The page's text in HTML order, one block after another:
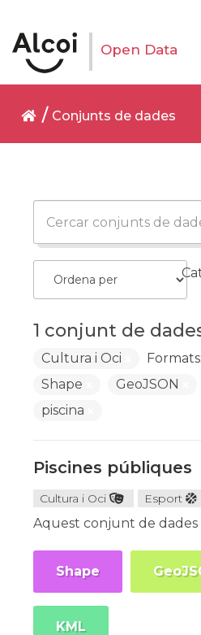
Open Data
Conjunts de dades
1 conjunt de
Cultura i Oci Formats:
Shape
GeoJSON
piscina
Piscines públiques
Cultura i Oci Esport
Aquest conjunt de dades
Shape
KML